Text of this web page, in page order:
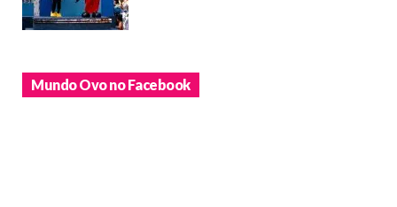
Mundo Ovo no Facebook